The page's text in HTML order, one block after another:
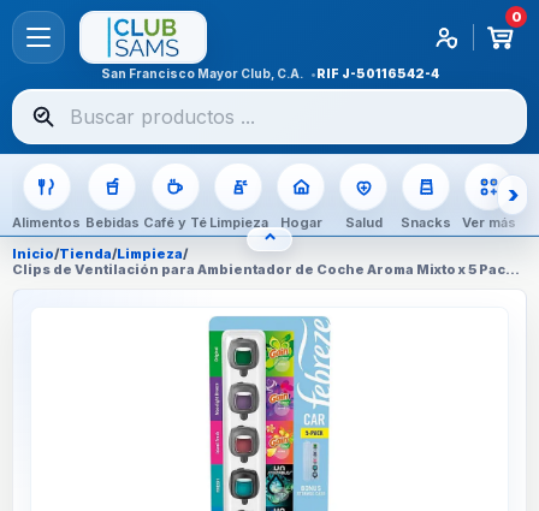
0
San Francisco Mayor Club, C.A. RIF J-50116542-4
Buscar
productos
Alimentos Bebidas Café y Té Limpieza Hogar Salud Snacks Ver más
⌃OCULTAR CATEGORÍAS
Inicio/Tienda/Limpieza/
Clips de Ventilación para Ambientador de Coche Aroma Mixto x 5 Pack